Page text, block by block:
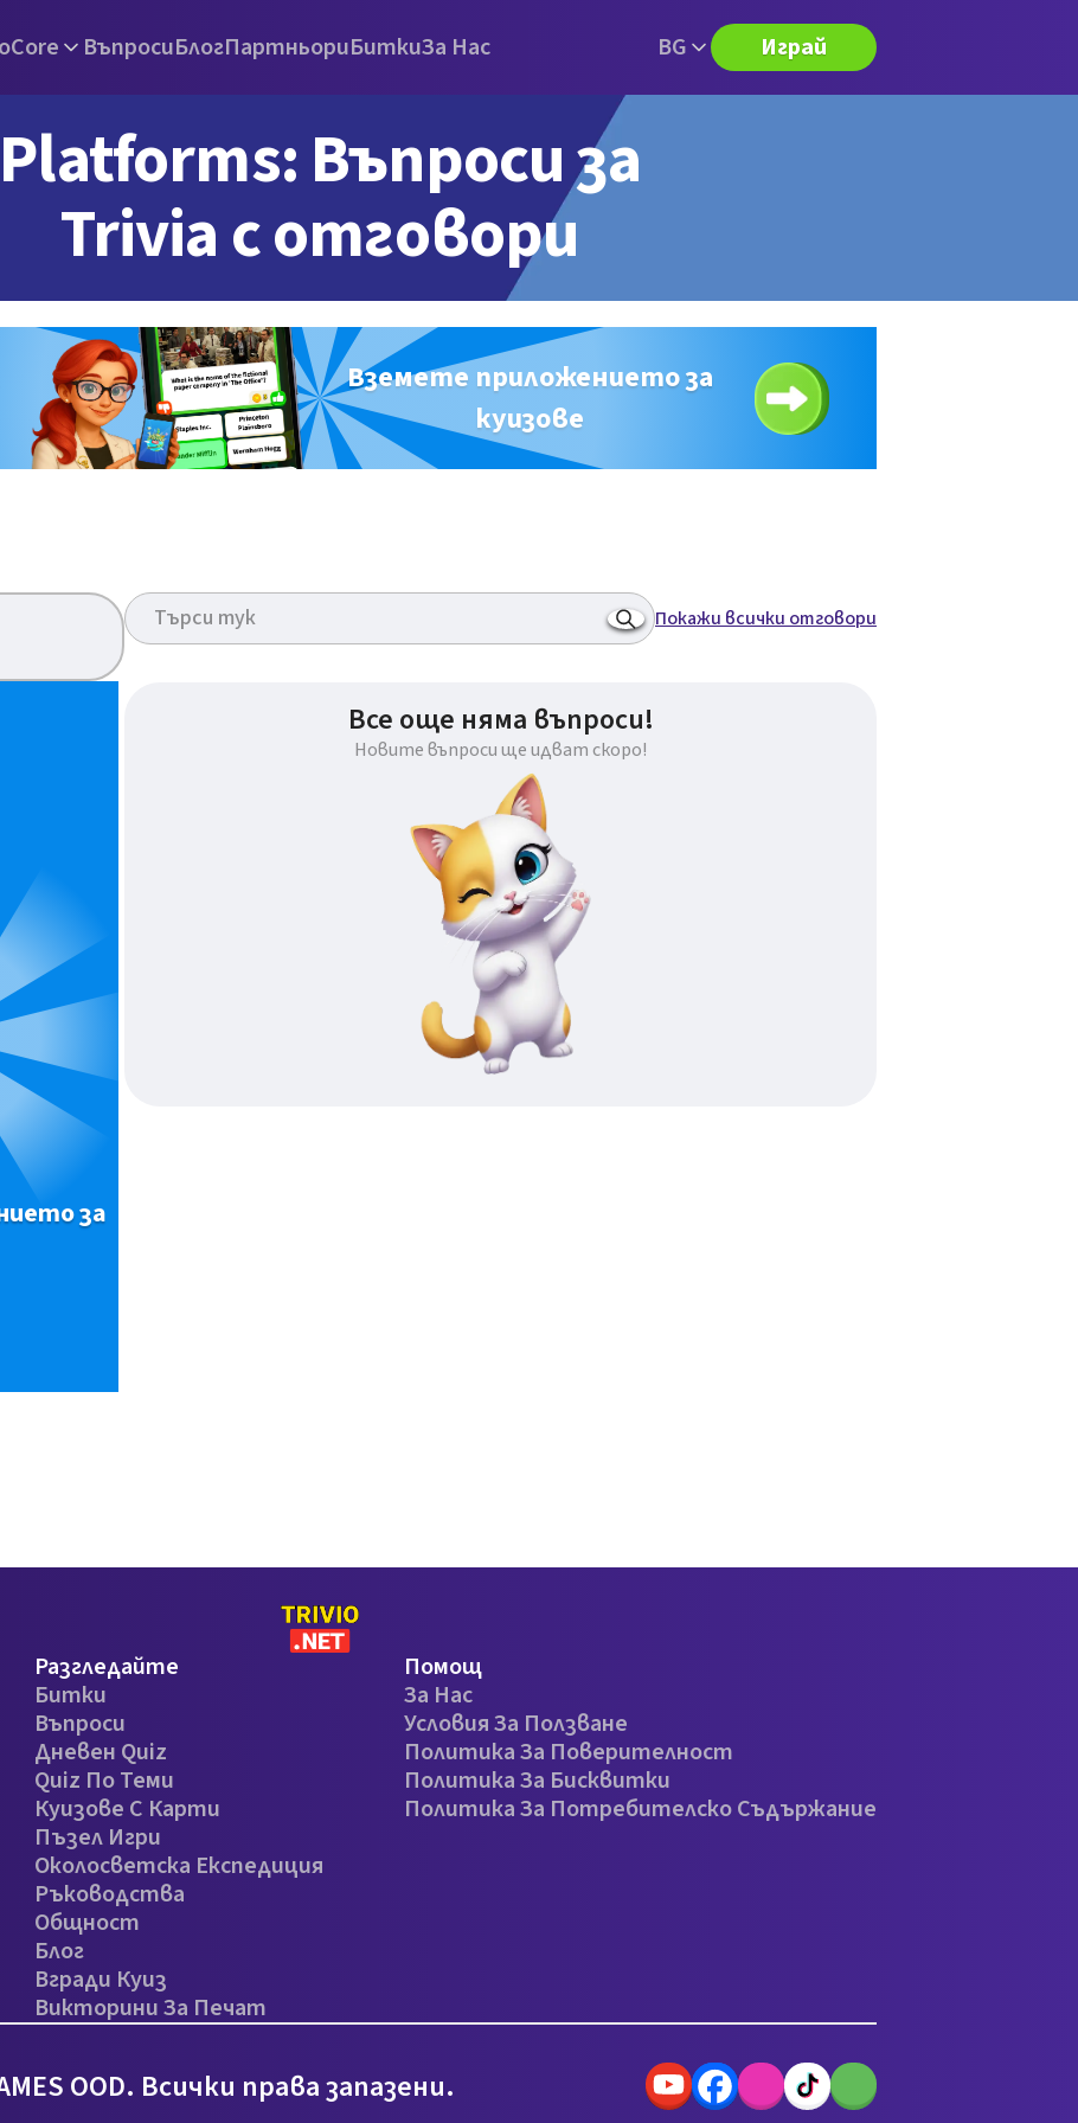
Core ВъпросиБлогПартньориБиткиЗа Нас BG Играй
Platforms: Въпроси за
Trivia с отговори
Вземете приложението за
куизове
за
Покажи всички отговори
Все още няма въпроси!
Новите въпроси ще идват скоро!
Разгледайте
Битки
Въпроси
Дневен Quiz
Quiz По Теми
Куизове С Карти
Пъзел Игри
Околосветска Експедиция
Ръководства
Общност
Блог
Вгради Куиз
Викторини За Печат
Помощ
За Нас
Условия За Ползване
Политика За Поверителност
Политика За Бисквитки
Политика За Потребителско Съдържание
OOD. Всички права запазени.